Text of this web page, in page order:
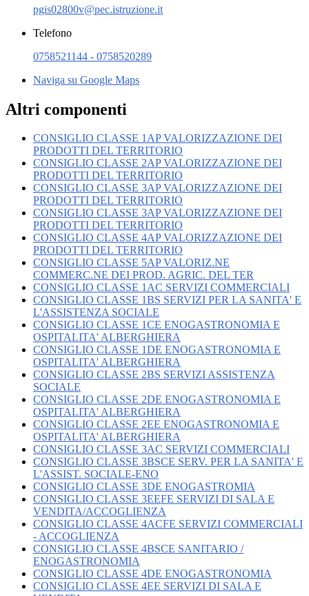
pgis02800v@pec.istruzione.it
Telefono
0758521144 - 0758520289
Naviga su Google Maps
Altri componenti
CONSIGLIO CLASSE 1AP VALORIZZAZIONE DEI
PRODOTTI DEL TERRITORIO
CONSIGLIO CLASSE 2AP VALORIZZAZIONE DEI
PRODOTTI DEL TERRITORIO
CONSIGLIO CLASSE 3AP VALORIZZAZIONE DEI
PRODOTTI DEL TERRITORIO
CONSIGLIO CLASSE 3AP VALORIZZAZIONE DEI
PRODOTTI DEL TERRITORIO
CONSIGLIO CLASSE 4AP VALORIZZAZIONE DEI
PRODOTTI DEL TERRITORIO
CONSIGLIO CLASSE 5AP VALORIZ.NE
COMMERC.NE DEI PROD. AGRIC. DEL TER
CONSIGLIO CLASSE 1AC SERVIZI COMMERCIALI
CONSIGLIO CLASSE 1BS SERVIZI PER LA SANITA' E
L'ASSISTENZA SOCIALE
CONSIGLIO CLASSE 1CE ENOGASTRONOMIA E
OSPITALITA' ALBERGHIERA
CONSIGLIO CLASSE 1DE ENOGASTRONOMIA E
OSPITALITA' ALBERGHIERA
CONSIGLIO CLASSE 2BS SERVIZI ASSISTENZA
SOCIALE
CONSIGLIO CLASSE 2DE ENOGASTRONOMIA E
OSPITALITA' ALBERGHIERA
CONSIGLIO CLASSE 2EE ENOGASTRONOMIA E
OSPITALITA' ALBERGHIERA
CONSIGLIO CLASSE 3AC SERVIZI COMMERCIALI
CONSIGLIO CLASSE 3BSCE SERV. PER LA SANITA' E
L'ASSIST. SOCIALE-ENO
CONSIGLIO CLASSE 3DE ENOGASTROMIA
CONSIGLIO CLASSE 3EEFE SERVIZI DI SALA E
VENDITA/ACCOGLIENZA
CONSIGLIO CLASSE 4ACFE SERVIZI COMMERCIALI
- ACCOGLIENZA
CONSIGLIO CLASSE 4BSCE SANITARIO /
ENOGASTRONOMIA
CONSIGLIO CLASSE 4DE ENOGASTRONOMIA
CONSIGLIO CLASSE 4EE SERVIZI DI SALA E